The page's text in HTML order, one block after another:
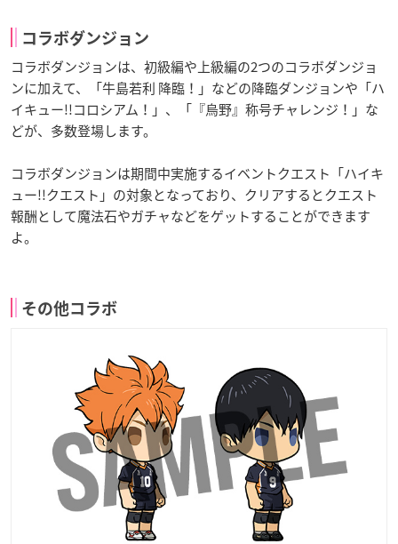
コラボダンジョン
コラボダンジョンは、初級編や上級編の2つのコラボダンジョ
ンに加えて、「牛島若利 降臨！」などの降臨ダンジョンや「ハ
イキュー!!コロシアム！」、「『烏野』称号チャレンジ！」な
どが、多数登場します。
コラボダンジョンは期間中実施するイベントクエスト「ハイキ
ュー!!クエスト」の対象となっており、クリアするとクエスト
報酬として魔法石やガチャなどをゲットすることができます
よ。
その他コラボ